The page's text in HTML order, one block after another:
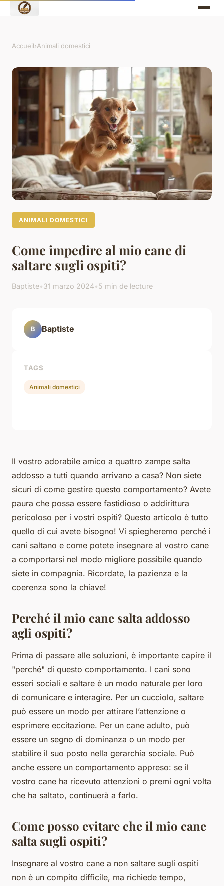
Accueil›Animali domestici
ANIMALI DOMESTICI
Come impedire al mio cane di
saltare sugli ospiti?
Baptiste•31 marzo 2024•5 min de lecture
Il vostro adorabile amico a quattro zampe salta
addosso a tutti quando arrivano a casa? Non siete
sicuri di come gestire questo comportamento? Avete
paura che possa essere fastidioso o addirittura
pericoloso per i vostri ospiti? Questo articolo è tutto
quello di cui avete bisogno! Vi spiegheremo perché i
cani saltano e come potete insegnare al vostro cane
a comportarsi nel modo migliore possibile quando
siete in compagnia. Ricordate, la pazienza e la
coerenza sono la chiave!
Perché il mio cane salta addosso
agli ospiti?
Prima di passare alle soluzioni, è importante capire il
"perché" di questo comportamento. I cani sono
esseri sociali e saltare è un modo naturale per loro
di comunicare e interagire. Per un cucciolo, saltare
può essere un modo per attirare l’attenzione o
esprimere eccitazione. Per un cane adulto, può
essere un segno di dominanza o un modo per
stabilire il suo posto nella gerarchia sociale. Può
anche essere un comportamento appreso: se il
vostro cane ha ricevuto attenzioni o premi ogni volta
che ha saltato, continuerà a farlo.
Come posso evitare che il mio cane
salta sugli ospiti?
Insegnare al vostro cane a non saltare sugli ospiti
non è un compito difficile, ma richiede tempo,
B Baptiste
TAGS
Animali domestici